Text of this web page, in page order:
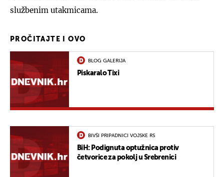
službenim utakmicama.
PROČITAJTE I OVO
BLOG GALERIJA
Piskaralo Tixi
BIVŠI PRIPADNICI VOJSKE RS
BiH: Podignuta optužnica protiv
četvorice za pokolj u Srebrenici